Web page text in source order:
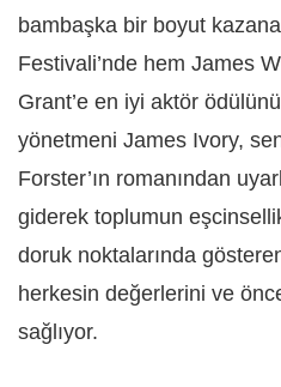
bambaşka bir boyut
Festivali’nde hem James
Grant’e en iyi aktör
yönetmeni James Ivory,
Forster’ın romanından
giderek toplumun
doruk noktalarında
herkesin değerlerini ve
sağlıyor.